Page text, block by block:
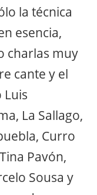
la técnica
esencia,
charlas muy
cante y el
Luis
La Sallago,
Curro
Pavón,
Sousa y